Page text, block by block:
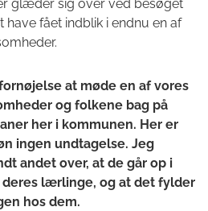
glæder sig over ved besøget
have fået indblik i endnu en af
at møde en af vores
og folkene bag på
her i kommunen. Her er
ingen undtagelse. Jeg
andet over, at de går op i
deres lærlinge, og at det fylder
hos dem.